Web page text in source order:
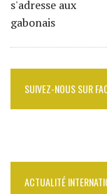
SUIVEZ-NOUS SUR
ACTUALITÉ